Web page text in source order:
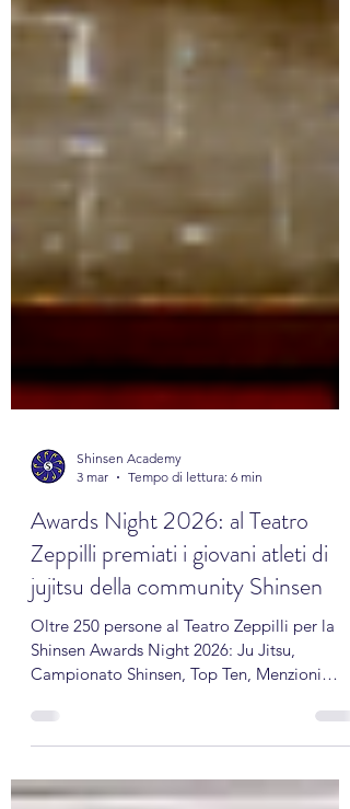
3 mar
Tempo di lettura: 6 min
Awards Night 2026: al Teatro
Zeppilli premiati i giovani atleti di
jujitsu della community Shinsen
Oltre 250 persone al Teatro Zeppilli per la
Campionato Shinsen, Top Ten, Menzioni
Speciali, letture con Biblioteca G. Pederiali e